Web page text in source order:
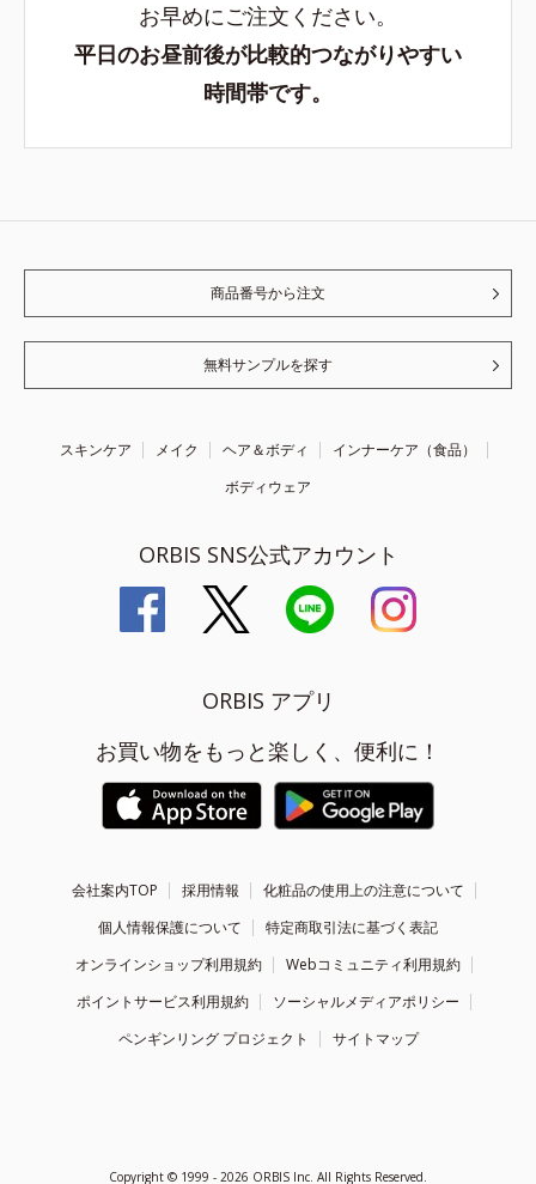
お早めにご注文ください。
平日のお昼前後が比較的つながりやすい
時間帯です。
商品番号から注文
無料サンプルを探す
スキンケア メイク ヘア＆ボディ
インナーケア（食品）
ボディウェア
ORBIS SNS公式アカウント
ORBIS アプリ
お買い物をもっと楽しく、便利に！
会社案内TOP 採用情報
化粧品の使用上の注意について
個人情報保護について
特定商取引法に基づく表記
オンラインショップ利用規約
Webコミュニティ利用規約
ポイントサービス利用規約
ソーシャルメディアポリシー
ペンギンリング プロジェクト
サイトマップ
Copyright © 1999 - 2026 ORBIS Inc. All Rights Reserved.